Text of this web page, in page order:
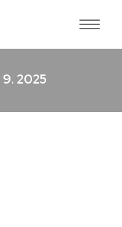
9. 2025